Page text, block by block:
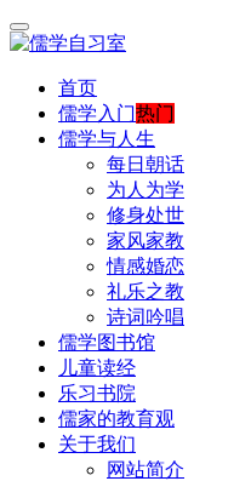
首页
儒学入门热门
儒学与人生
每日朝话
为人为学
修身处世
家风家教
情感婚恋
礼乐之教
诗词吟唱
儒学图书馆
儿童读经
乐习书院
儒家的教育观
关于我们
网站简介